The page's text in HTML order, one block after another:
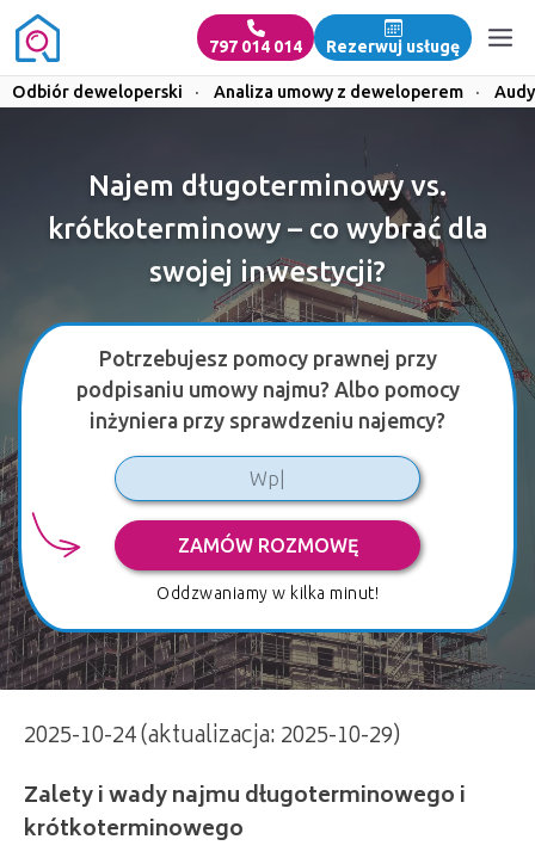
797 014 014 Rezerwuj usługę
Odbiór deweloperski · Analiza umowy z deweloperem ·
Najem długoterminowy vs.
krótkoterminowy – co wybrać dla
swojej inwestycji?
Potrzebujesz pomocy prawnej przy
podpisaniu umowy najmu? Albo pomocy
inżyniera przy sprawdzeniu najemcy?
ZAMÓW ROZMOWĘ
Oddzwaniamy w kilka minut!
2025-10-24 (aktualizacja: 2025-10-29)
Zalety i wady najmu długoterminowego i
krótkoterminowego